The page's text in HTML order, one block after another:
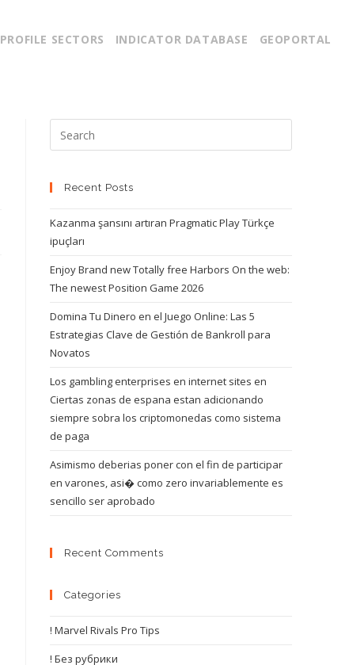
PROFILE SECTORS INDICATOR DATABASE GEOPORTAL
Recent Posts
Kazanma şansını artıran Pragmatic Play Türkçe
ipuçları
Enjoy Brand new Totally free Harbors On the web:
The newest Position Game 2026
Domina Tu Dinero en el Juego Online: Las 5
Estrategias Clave de Gestión de Bankroll para
Novatos
Los gambling enterprises en internet sites en
Ciertas zonas de espana estan adicionando
siempre sobra los criptomonedas como sistema
de paga
Asimismo deberias poner con el fin de participar
en varones, asi� como zero invariablemente es
sencillo ser aprobado
Recent Comments
Categories
! Marvel Rivals Pro Tips
! Без рубрики